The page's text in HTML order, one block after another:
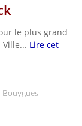
le plus grand
Lire cet
Bouygues